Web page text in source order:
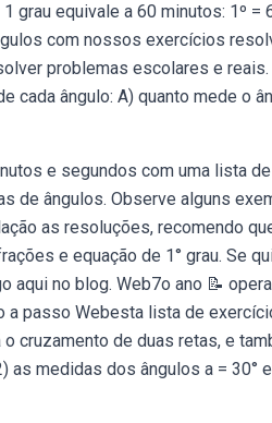
equivale a 60 minutos: 1º =
com nossos exercícios
problemas escolares e
ângulo: A) quanto mede o
e segundos com uma lista
de ângulos. Observe alguns
as resoluções, recomendo
e equação de 1° grau. Se
aqui no blog. Web7o ano 📝
a passo Webesta lista de
cruzamento de duas retas, e
as medidas dos ângulos a = 30°